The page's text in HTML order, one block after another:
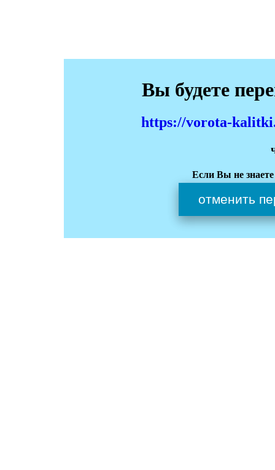
Вы будете
https://vorota-
Если Вы не
отменить